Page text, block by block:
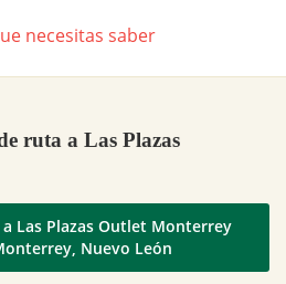
necesitas saber
ruta a Las Plazas
Las Plazas Outlet Monterrey
Nuevo León